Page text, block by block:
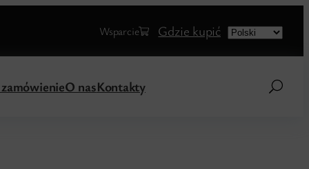
Wsparcie Gdzie kupić Choose
O nasKontakty